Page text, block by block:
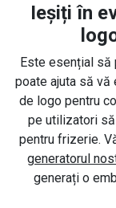
Ieșiți în
Este esențial să
poate ajuta să vă
de logo pentru
pe utilizatori
pentru frizerie.
generatorul
generați o